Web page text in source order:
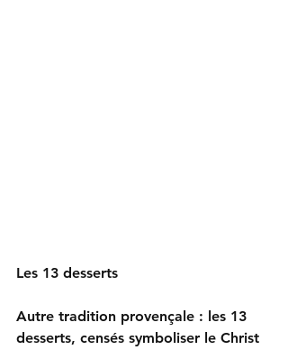
Les 13 desserts
Autre tradition provençale : les 13
desserts, censés symboliser le Christ